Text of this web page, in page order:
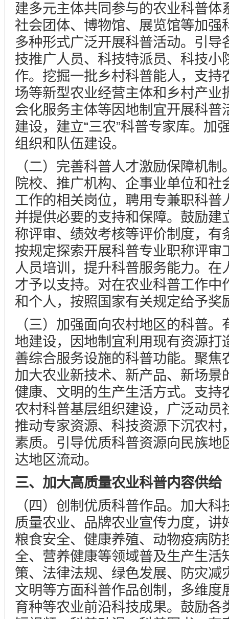
建多元主体共同参与的农业科普体
社会团体、博物馆、展览馆等加强
多种形式广泛开展科普活动。引导
技推广人员、科技特派员、科技小
作。挖掘一批乡村科普能人，支持
场等新型农业经营主体和乡村产业
会化服务主体等因地制宜开展科普
建设，建立“三农”科普专家库。加
组织和队伍建设。
（二）完善科普人才激励保障机
院校、推广机构、企事业单位和社
工作的相关岗位，聘用专兼职科普
并提供必要的支持和保障。鼓励建
称评审、绩效考核等评价制度，有
按规定探索开展科普专业职称评审
人员培训，提升科普服务能力。在
才予以支持。对在农业科普工作中
和个人，按照国家有关规定给予奖
（三）加强面向农村地区的科普
地建设，因地制宜利用现有资源打
善综合服务设施的科普功能。聚焦
加大农业新技术、新产品、新场景
健康、文明的生产生活方式。支持
农村科普基层组织建设，广泛动员
推动专家资源、科技资源下沉农村
素质。引导优质科普资源向民族地
达地区流动。
三、加大高质量农业科普内容供给
（四）创制优质科普作品。加大
质量农业、品牌农业宣传力度，讲
粮食安全、健康养殖、动物疫病防
全、营养健康等领域普及生产生活
策、法律法规、绿色发展、防灾减
文明等方面科普作品创制，多维度
育种等农业前沿科技成果。鼓励各